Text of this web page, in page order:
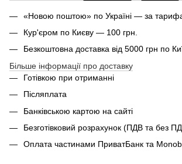
«Новою поштою» по Україні — за
Кур'єром по Києву — 100 грн.
Безкоштовна доставка від 5000 грн по
Більше інформації про доставку
Готівкою при отриманні
Післяплата
Банківською картою на сайті
Безготівковий розрахунок (ПДВ та без
Оплата частинами ПриватБанк та